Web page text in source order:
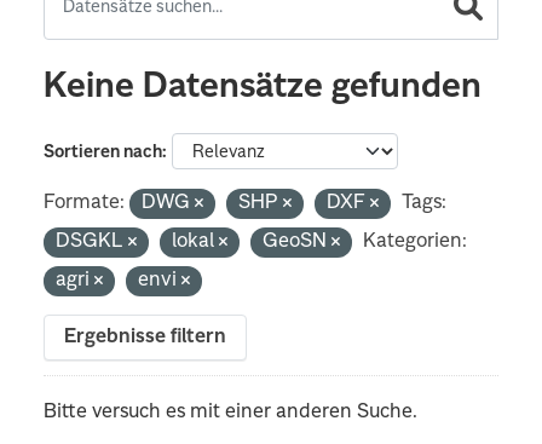
Keine Datensätze gefunden
Sortieren nach
Formate: DWG SHP DXF
Tags:
DSGKL
lokal GeoSN
Kategorien:
agri
envi
Ergebnisse filtern
Bitte versuch es mit einer anderen Suche.